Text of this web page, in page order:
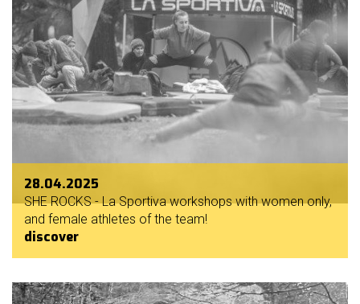
28.04.2025
SHE ROCKS - La Sportiva workshops with women only,
and female athletes of the team!
discover